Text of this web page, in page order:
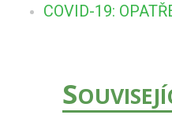
COVID-19:
S